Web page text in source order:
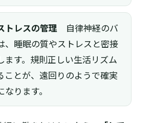
トレスの管理 自律神経のバ
、睡眠の質やストレスと密接
ます。規則正しい生活リズム
ことが、遠回りのようで確実
ります。